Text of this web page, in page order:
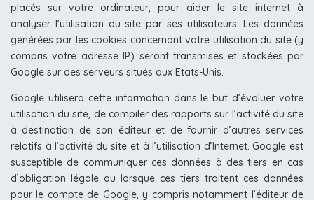
placés sur votre ordinateur, pour aider le site internet à
analyser l’utilisation du site par ses utilisateurs. Les données
générées par les cookies concernant votre utilisation du site (y
compris votre adresse IP) seront transmises et stockées par
Google sur des serveurs situés aux Etats-Unis.
Google utilisera cette information dans le but d’évaluer votre
utilisation du site, de compiler des rapports sur l’activité du site
à destination de son éditeur et de fournir d’autres services
relatifs à l’activité du site et à l’utilisation d’Internet. Google est
susceptible de communiquer ces données à des tiers en cas
d’obligation légale ou lorsque ces tiers traitent ces données
pour le compte de Google, y compris notamment l’éditeur de